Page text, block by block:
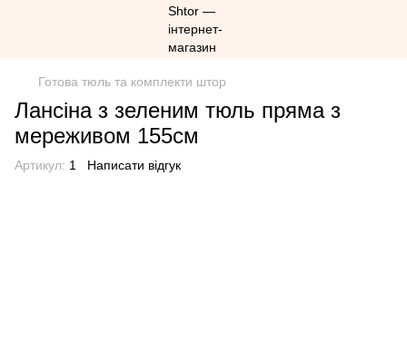
Готова тюль та комплекти штор
Лансіна з зеленим тюль пряма з
мереживом 155см
Артикул: 1 Написати відгук